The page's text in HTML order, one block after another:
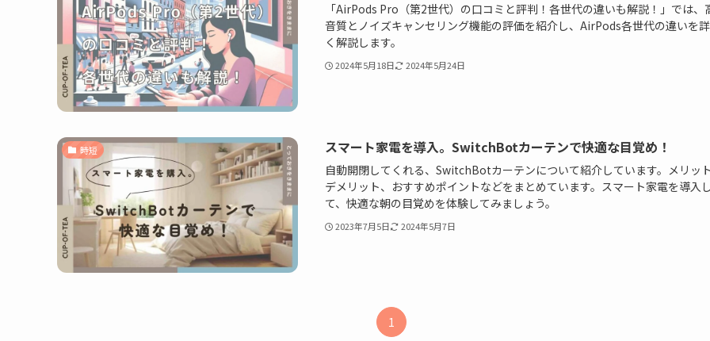
「AirPods Pro（第2世代）の口コミと評判！各世代の違いも解説！」では、
音質とノイズキャンセリング機能の評価を紹介し、AirPods各世代の違いを
く解説します。
2024年5月18日 2024年5月24日
時短 スマート家電を導入。SwitchBotカーテンで快適な目覚め！
自動開閉してくれる、SwitchBotカーテンについて紹介しています。メリッ
デメリット、おすすめポイントなどをまとめています。スマート家電を導入
て、快適な朝の目覚めを体験してみましょう。
2023年7月5日 2024年5月7日
1